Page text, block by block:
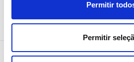
Permitir
Permitir